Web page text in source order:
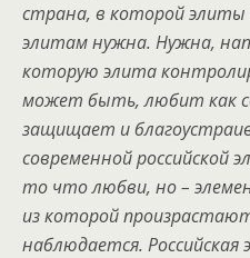
страна, в которой
элитам нужна. Нужна,
которую элита
может быть, любит как
защищает и
современной российской
то что любви, но –
из которой
наблюдается.